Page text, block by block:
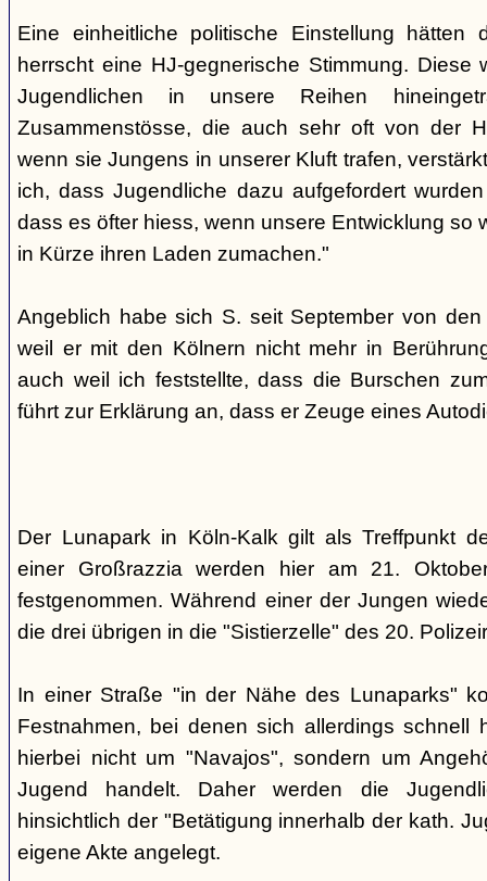
Eine einheitliche politische Einstellung hätten
herrscht eine HJ-gegnerische Stimmung. Diese
Jugendlichen in unsere Reihen
Zusammenstösse, die auch sehr oft von der
wenn sie Jungens in unserer Kluft trafen,
ich, dass Jugendliche dazu aufgefordert
dass es öfter hiess, wenn unsere Entwicklung so
in Kürze ihren Laden zumachen."
Angeblich habe sich S. seit September von
weil er mit den Kölnern nicht mehr in
auch weil ich feststellte, dass die Burschen
führt zur Erklärung an, dass er Zeuge eines
Der Lunapark in Köln-Kalk gilt als Treffpunkt
einer Großrazzia werden hier am 21.
festgenommen. Während einer der Jungen
die drei übrigen in die "Sistierzelle" des 20.
In einer Straße "in der Nähe des Lunaparks"
Festnahmen, bei denen sich allerdings schnell
hierbei nicht um "Navajos", sondern um
Jugend handelt. Daher werden die
hinsichtlich der "Betätigung innerhalb der kath.
eigene Akte angelegt.